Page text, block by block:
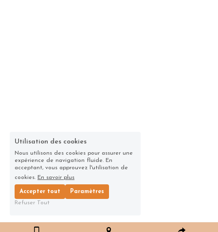
Utilisation des cookies
Nous utilisons des cookies pour assurer une
expérience de navigation fluide. En
acceptant, vous approuvez l'utilisation de
cookies. En savoir plus
Accepter tout
Paramètres
Refuser Tout